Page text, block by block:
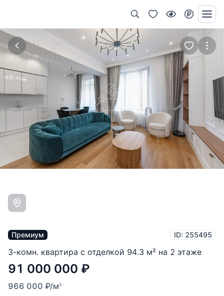
Премиум ID: 255495
3-комн. квартира с отделкой 94.3 м² на 2 этаже
91 000 000 ₽
966 000 ₽/м2